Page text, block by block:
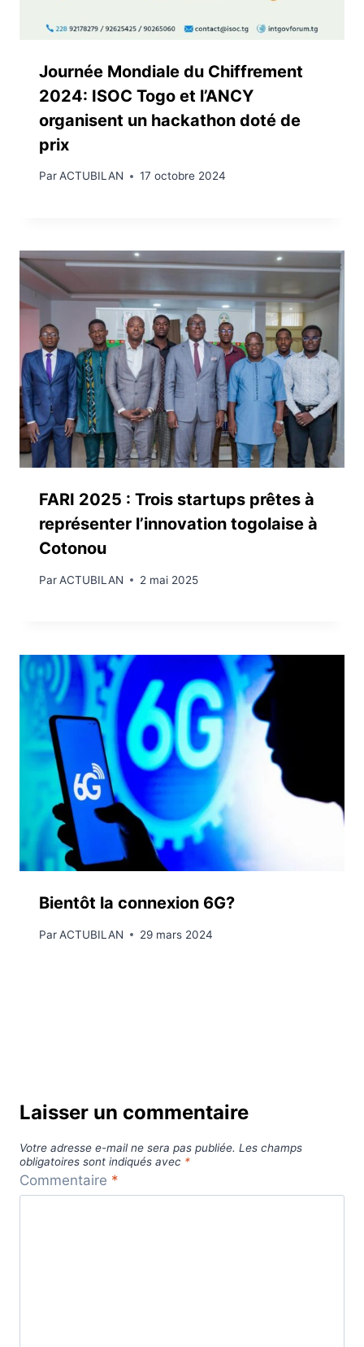
Journée Mondiale du Chiffrement
2024: ISOC Togo et l’ANCY
organisent un hackathon doté de
prix
ParACTUBILAN 17 octobre 2024
FARI 2025 : Trois startups prêtes à
représenter l’innovation togolaise à
Cotonou
ParACTUBILAN 2 mai 2025
Bientôt la connexion 6G?
ParACTUBILAN 29 mars 2024
Laisser un commentaire
Votre adresse e-mail ne sera pas publiée. Les champs
obligatoires sont indiqués avec *
Commentaire *